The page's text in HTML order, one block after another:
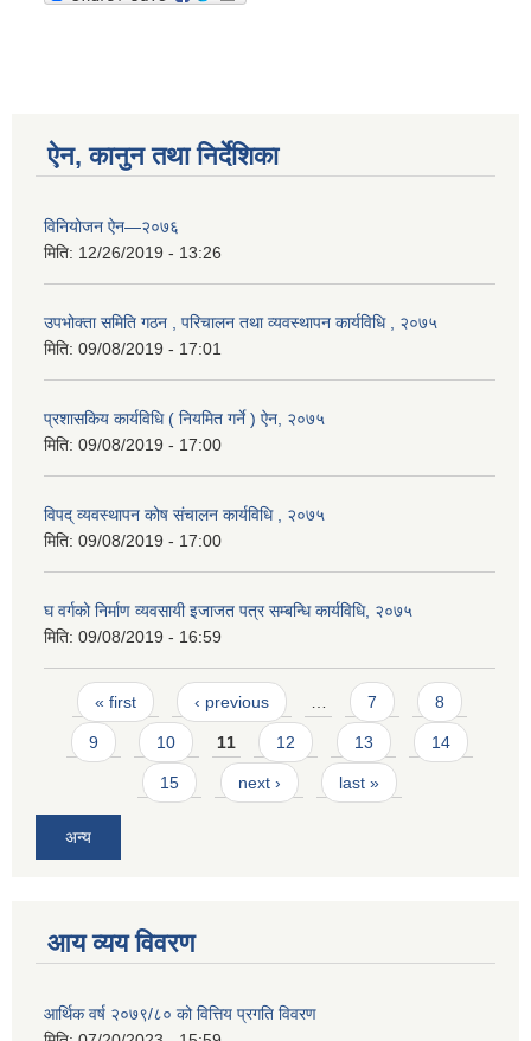
ऐन, कानुन तथा निर्देशिका
विनियोजन ऐन—२०७६
मिति: 12/26/2019 - 13:26
उपभोक्ता समिति गठन , परिचालन तथा व्यवस्थापन कार्यविधि , २०७५
मिति: 09/08/2019 - 17:01
प्रशासकिय कार्यविधि ( नियमित गर्ने ) ऐन, २०७५
मिति: 09/08/2019 - 17:00
विपद् व्यवस्थापन कोष संचालन कार्यविधि , २०७५
मिति: 09/08/2019 - 17:00
घ वर्गको निर्माण व्यवसायी इजाजत पत्र सम्बन्धि कार्यविधि, २०७५
मिति: 09/08/2019 - 16:59
Pages
« first ‹ previous 7 8
9 10 11 12 13 14
15 next › last »
अन्य
आय व्यय विवरण
आर्थिक वर्ष २०७९/८० को वित्तिय प्रगति विवरण